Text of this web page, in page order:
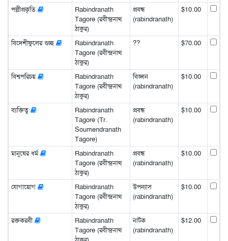
পল্লীপ্রকৃতি
Rabindranath
Tagore (রবীন্দ্রনাথ
ঠাকুর)
প্রবন্ধ
(rabindranath)
$10.00
বিদেশীফুলের গুচ্ছ
Rabindranath
Tagore (রবীন্দ্রনাথ
ঠাকুর)
?? $70.00
বিশ্বপরিচয়
Rabindranath
Tagore (রবীন্দ্রনাথ
ঠাকুর)
বিজ্ঞান
(rabindranath)
$10.00
ব্যক্তিত্ব
Rabindranath
Tagore (Tr.
Soumendranath
Tagore)
প্রবন্ধ
(rabindranath)
$10.00
মানুষের ধর্ম
Rabindranath
Tagore (রবীন্দ্রনাথ
ঠাকুর)
প্রবন্ধ
(rabindranath)
$10.00
যোগায়োগ
Rabindranath
Tagore (রবীন্দ্রনাথ
ঠাকুর)
উপন্যাস
(rabindranath)
$10.00
রক্তকরবী
Rabindranath
Tagore (রবীন্দ্রনাথ
নাটক
(rabindranath)
$12.00